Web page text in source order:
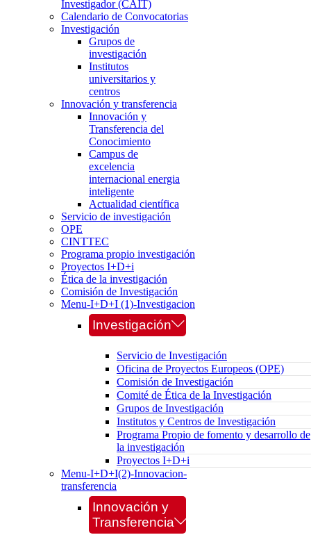
Investigador (CAIT)
Calendario de Convocatorias
Investigación
Grupos de
investigación
Institutos
universitarios y
centros
Innovación y transferencia
Innovación y
Transferencia del
Conocimiento
Campus de
excelencia
internacional energia
inteligente
Actualidad científica
Servicio de investigación
OPE
CINTTEC
Programa propio investigación
Proyectos I+D+i
Ética de la investigación
Comisión de Investigación
Menu-I+D+I (1)-Investigacion
Investigación
Servicio de Investigación
Oficina de Proyectos Europeos (OPE)
Comisión de Investigación
Comité de Ética de la Investigación
Grupos de Investigación
Institutos y Centros de Investigación
Programa Propio de fomento y desarrollo de
la investigación
Proyectos I+D+i
Menu-I+D+I(2)-Innovacion-
transferencia
Innovación y
Transferencia